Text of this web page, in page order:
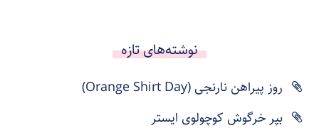
نوشته‌های تازه
روز پیراهن نارنجی (Orange Shirt Day)
بپر خرگوش کوچولوی ایستر